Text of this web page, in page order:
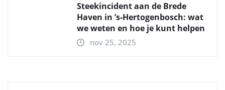
Steekincident aan de Brede
Haven in ’s‑Hertogenbosch: wat
we weten en hoe je kunt helpen
nov 25, 2025